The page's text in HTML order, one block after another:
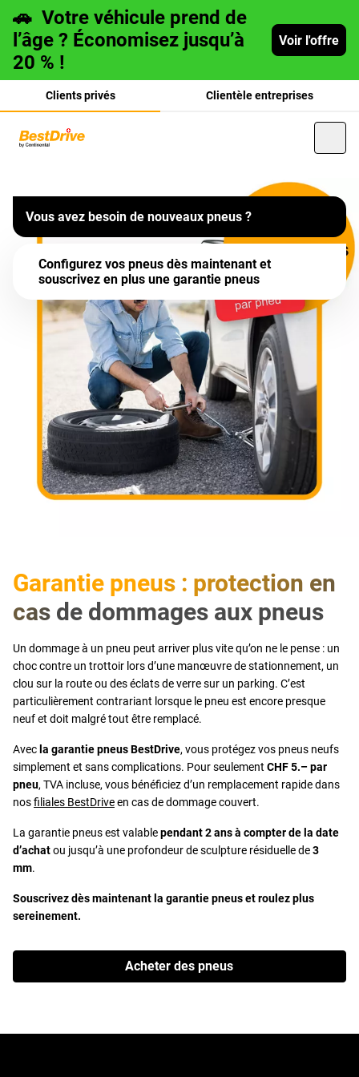
🚗 Votre véhicule prend de
l’âge ? Économisez jusqu’à
20 % !
Voir l'offre
Clients privés Clientèle entreprises
Deutsch
italiano
Protection en cas de
dommages pneus
La garantie pneus pour seulementCHF 5.–
couvre tous les sinistres qui ne sont pas pris en charge par
d'autres assurances.
Vous avez besoin de nouveaux pneus ?
Configurez vos pneus dès maintenant et
souscrivez en plus une garantie pneus
Garantie pneus : protection en
cas de dommages aux pneus
Un dommage à un pneu peut arriver plus vite qu’on ne le pense : un
choc contre un trottoir lors d’une manœuvre de stationnement, un
clou sur la route ou des éclats de verre sur un parking. C’est
particulièrement contrariant lorsque le pneu est encore presque
neuf et doit malgré tout être remplacé.
Avec la garantie pneus BestDrive, vous protégez vos pneus neufs
simplement et sans complications. Pour seulement CHF 5.– par
pneu, TVA incluse, vous bénéficiez d’un remplacement rapide dans
nosfiliales BestDriveen cas de dommage couvert.
La garantie pneus est valablependant 2 ans à compter de la date
d’achatou jusqu’à une profondeur de sculpture résiduelle de3
mm.
Souscrivez dès maintenant la garantie pneus et roulez plus
sereinement.
Acheter des pneus